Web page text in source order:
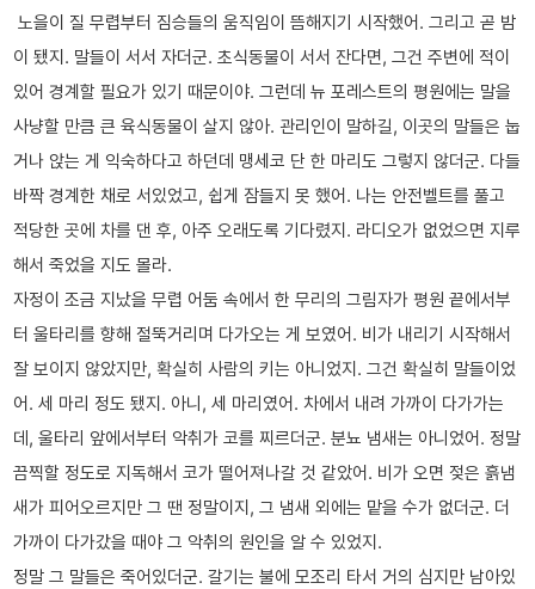
노을이 질 무렵부터 짐승들의 움직임이 뜸해지기 시작했어. 그리고 곧 밤
이 됐지. 말들이 서서 자더군. 초식동물이 서서 잔다면, 그건 주변에 적이
있어 경계할 필요가 있기 때문이야. 그런데 뉴 포레스트의 평원에는 말을
사냥할 만큼 큰 육식동물이 살지 않아. 관리인이 말하길, 이곳의 말들은 눕
거나 앉는 게 익숙하다고 하던데 맹세코 단 한 마리도 그렇지 않더군. 다들
바짝 경계한 채로 서있었고, 쉽게 잠들지 못 했어. 나는 안전벨트를 풀고
적당한 곳에 차를 댄 후, 아주 오래도록 기다렸지. 라디오가 없었으면 지루
해서 죽었을 지도 몰라.
자정이 조금 지났을 무렵 어둠 속에서 한 무리의 그림자가 평원 끝에서부
터 울타리를 향해 절뚝거리며 다가오는 게 보였어. 비가 내리기 시작해서
잘 보이지 않았지만, 확실히 사람의 키는 아니었지. 그건 확실히 말들이었
어. 세 마리 정도 됐지. 아니, 세 마리였어. 차에서 내려 가까이 다가가는
데, 울타리 앞에서부터 악취가 코를 찌르더군. 분뇨 냄새는 아니었어. 정말
끔찍할 정도로 지독해서 코가 떨어져나갈 것 같았어. 비가 오면 젖은 흙냄
새가 피어오르지만 그 땐 정말이지, 그 냄새 외에는 맡을 수가 없더군. 더
가까이 다가갔을 때야 그 악취의 원인을 알 수 있었지.
정말 그 말들은 죽어있더군. 갈기는 불에 모조리 타서 거의 심지만 남아있